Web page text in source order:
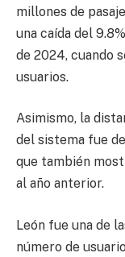
millones de
una caída del
de 2024, cuando
usuarios.
Asimismo, la
del sistema fue
que también
al año anterior.
León fue una de
número de